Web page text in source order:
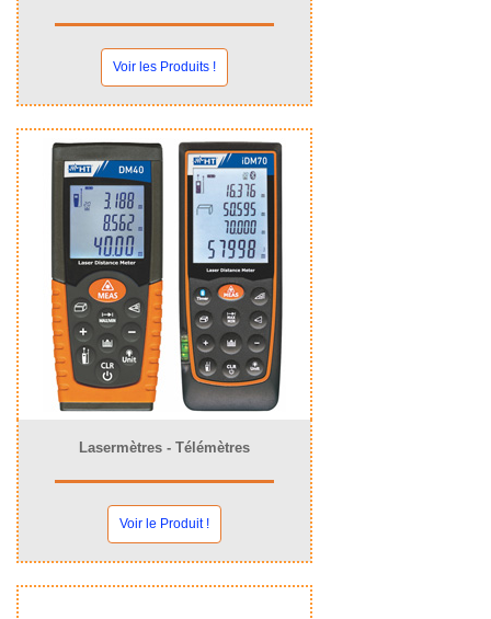
Voir les Produits !
Lasermètres - Télémètres
Voir le Produit !